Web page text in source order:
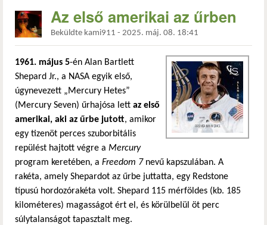
Az első amerikai az űrben
Beküldte kami911 - 2025. máj. 08. 18:41
1961. május 5-én Alan Bartlett
Shepard Jr., a NASA egyik első,
úgynevezett „Mercury Hetes”
(Mercury Seven) űrhajósa lett az első
amerikai, aki az űrbe jutott, amikor
egy tizenöt perces szuborbitális
repülést hajtott végre a Mercury
program keretében, a Freedom 7nevű kapszulában. A
rakéta, amely Shepardot az űrbe juttatta, egy Redstone
típusú hordozórakéta volt. Shepard 115 mérföldes (kb. 185
kilométeres) magasságot ért el, és körülbelül öt perc
súlytalanságot tapasztalt meg.